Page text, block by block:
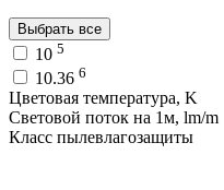
Выбрать все
10 5
10.36 6
Цветовая температура, K
Световой поток на 1м, lm/m
Класс пылевлагозащиты